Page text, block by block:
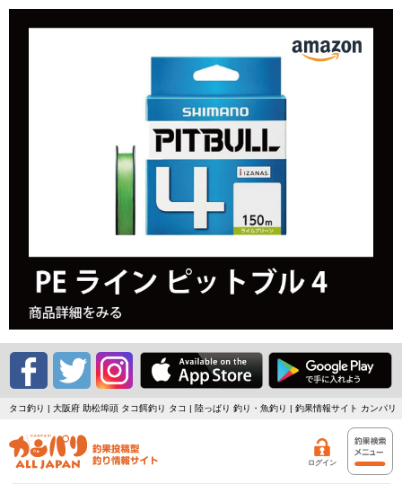
タコ釣り | 大阪府 助松埠頭 タコ餌釣り タコ | 陸っぱり 釣り・魚釣り | 釣果情報サイト カンパリ
ログイン